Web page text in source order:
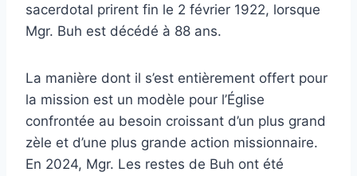
sacerdotal prirent fin le 2 février 1922, lorsque
Mgr. Buh est décédé à 88 ans.
La manière dont il s’est entièrement offert pour
la mission est un modèle pour l’Église
confrontée au besoin croissant d’un plus grand
zèle et d’une plus grande action missionnaire.
En 2024, Mgr. Les restes de Buh ont été